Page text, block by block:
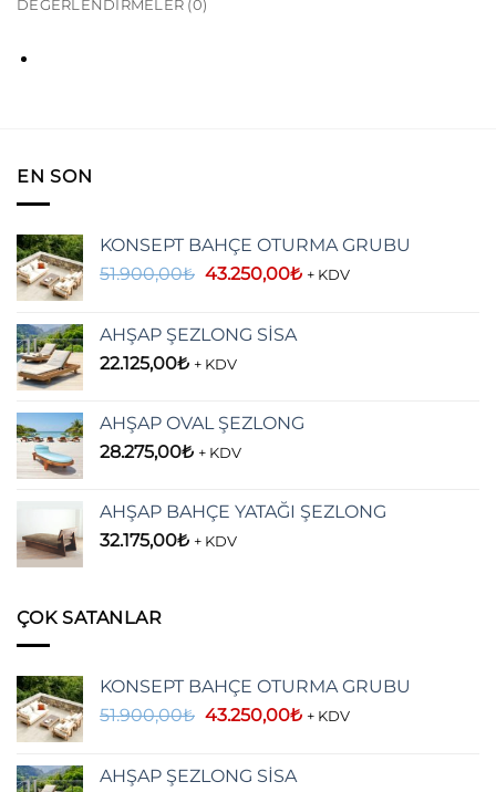
DEĞERLENDIRMELER (0)
EN SON
KONSEPT BAHÇE OTURMA GRUBU
51.900,00₺ Orijinal
43.250,00₺Şu
+ KDV
AHŞAP ŞEZLONG SİSA
22.125,00₺ + KDV
AHŞAP OVAL ŞEZLONG
28.275,00₺ + KDV
AHŞAP BAHÇE YATAĞI ŞEZLONG
32.175,00₺ + KDV
ÇOK SATANLAR
KONSEPT BAHÇE OTURMA GRUBU
51.900,00₺ Orijinal
43.250,00₺Şu
+ KDV
AHŞAP ŞEZLONG SİSA